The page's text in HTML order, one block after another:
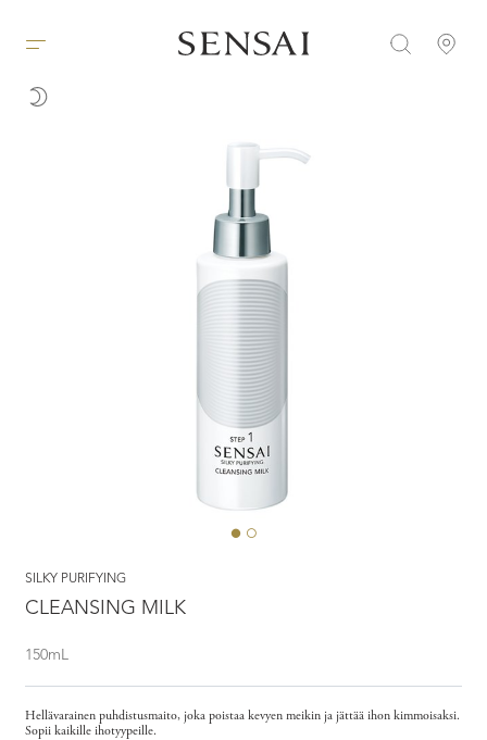
SILKY PURIFYING
CLEANSING MILK
150mL
Hellävarainen puhdistusmaito, joka poistaa kevyen meikin ja jättää ihon kimmoisaksi.
Sopii kaikille ihotyypeille.